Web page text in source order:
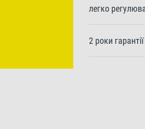
легко
2 роки гарантії